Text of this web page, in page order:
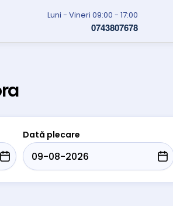
Luni - Vineri 09:00 - 17:00
0743807678
Dată plecare